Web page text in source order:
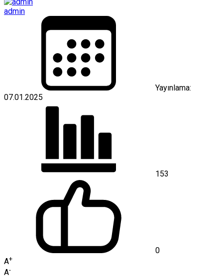
admin
Yayınlama:
07.01.2025
153
0
A+
A-